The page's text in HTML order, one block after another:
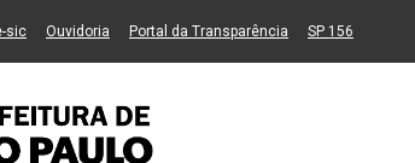
Ir para menu principal 2 Ir para busca Ir para rodapé
sic(Link para um novo sítio)
Ouvidoria (Link para um novo sítio)
Portal da Transparência (Link para um novo
SP 156